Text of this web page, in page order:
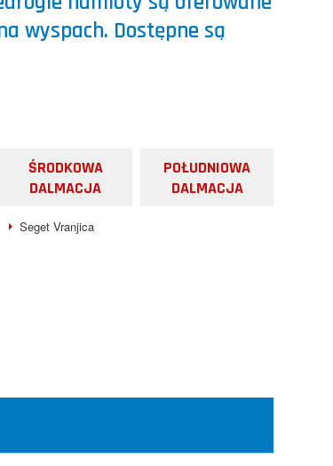
wyspach. Dostępne są
ŚRODKOWA
DALMACJA
Seget Vranjica
POŁUDNIOWA
DALMACJA